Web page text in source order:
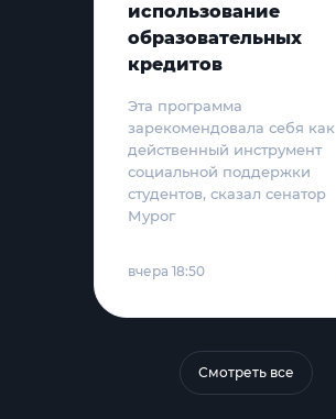
использование
образовательных
кредитов
Эта программа
зарекомендовала себя как
действенный инструмент
социальной поддержки
студентов, сказал сенатор
Мурог
вчера 18:50
Смотреть все